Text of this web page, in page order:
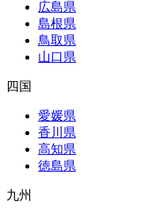
広島県
島根県
鳥取県
山口県
四国
愛媛県
香川県
高知県
徳島県
九州